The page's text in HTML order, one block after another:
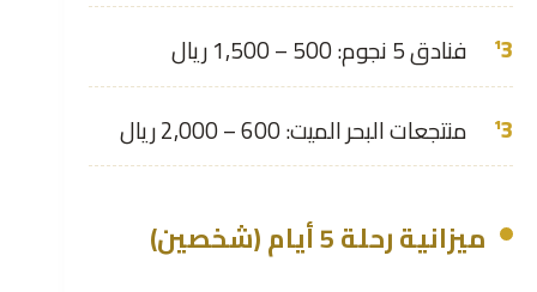
فنادق 5 نجوم: 500 – 1,500 ريال
منتجعات البحر الميت: 600 – 2,000 ريال
ميزانية رحلة 5 أيام (شخصين)